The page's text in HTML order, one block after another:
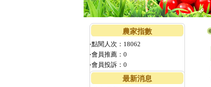
農家指數
‧點閱人次：18062
‧會員推薦：0
‧會員投訴：0
最新消息